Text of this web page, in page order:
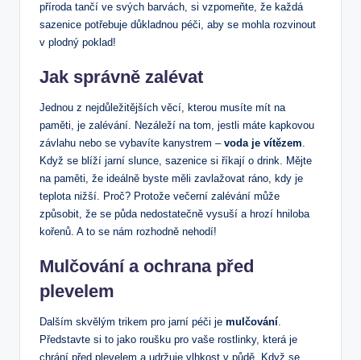
příroda tančí ve svých barvách, si vzpomeňte, že každá
sazenice potřebuje důkladnou péči, aby se mohla rozvinout
v plodný poklad!
Jak správně zalévat
Jednou z nejdůležitějších věcí, kterou musíte mít na
paměti, je zalévání. Nezáleží na tom, jestli máte kapkovou
závlahu nebo se vybavíte kanystrem – voda je vítězem.
Když se blíží jarní slunce, sazenice si říkají o drink. Mějte
na paměti, že ideálně byste měli zavlažovat ráno, kdy je
teplota nižší. Proč? Protože večerní zalévání může
způsobit, že se půda nedostatečně vysuší a hrozí hniloba
kořenů. A to se nám rozhodně nehodí!
Mulčování a ochrana před
plevelem
Dalším skvělým trikem pro jarní péči je mulčování.
Představte si to jako roušku pro vaše rostlinky, která je
chrání před plevelem a udržuje vlhkost v půdě. Když se